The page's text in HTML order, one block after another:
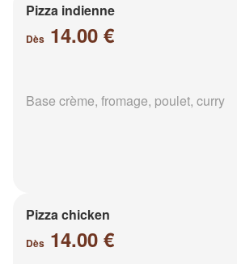
Pizza indienne
Dès 14.00 €
Base crème, fromage, poulet, curry
Pizza chicken
Dès 14.00 €